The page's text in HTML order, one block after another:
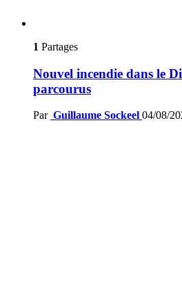
1 Partages
Nouvel incendie dans le
parcourus
Par Guillaume Sockeel 04/08/